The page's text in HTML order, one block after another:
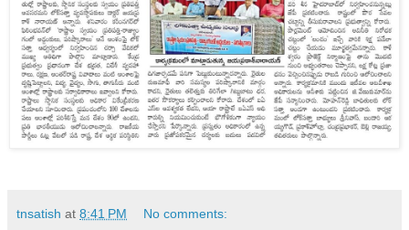
tnsatish at 8:41 PM No comments: